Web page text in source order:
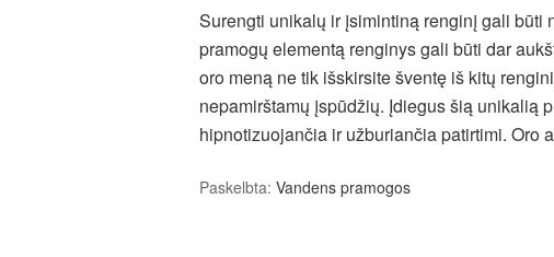
Surengti unikalų ir įsimintiną renginį gali būti
pramogų elementą renginys gali būti dar
oro meną ne tik išskirsite šventę iš kitų
nepamirštamų įspūdžių. Įdiegus šią unikalią
hipnotizuojančia ir užburiančia patirtimi. Oro
Paskelbta: Vandens pramogos